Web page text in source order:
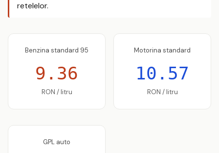
retelelor.
Benzina standard 95
9.36
RON / litru
Motorina standard
10.57
RON / litru
GPL auto